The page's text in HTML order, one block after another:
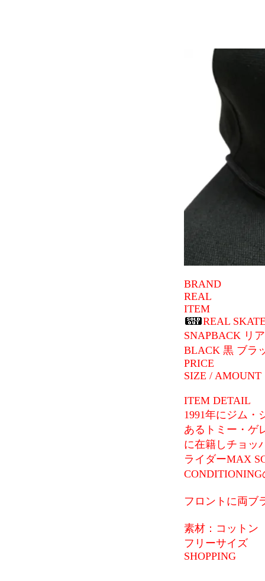
BRAND
REAL
ITEM
REAL
SNAPBACK リ
BLACK 黒 ブラ
PRICE
SIZE / AMOUNT
ITEM DETAIL
1991年にジム・
あるトミー・ゲ
に在籍しチョッ
ライダーMAX
フロントに両ブ
素材：コットン
フリーサイズ
SHOPPING